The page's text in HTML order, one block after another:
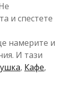
и спестете
намерите и
И тази
, Кафе,